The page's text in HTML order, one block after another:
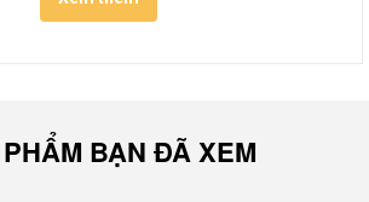
tên cho đôi giày Vans Anaheim Factory.
BẠN ĐÃ XEM